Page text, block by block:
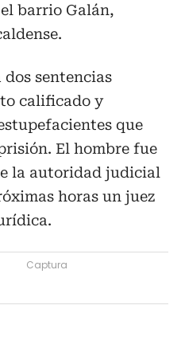
barrio Galán,
dos sentencias
calificado y
que
El hombre fue
la autoridad judicial
horas un juez
Captura